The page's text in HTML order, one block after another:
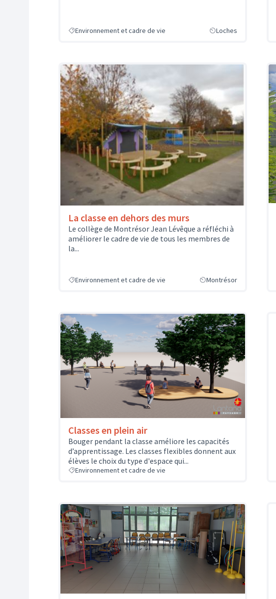
Environnement et cadre de vie Loches
La classe en dehors des murs
Le collège de Montrésor Jean Lévêque a réfléchi à
améliorer le cadre de vie de tous les membres de
la...
Environnement et cadre de vie Montrésor
Classes en plein air
Bouger pendant la classe améliore les capacités
d’apprentissage. Les classes flexibles donnent aux
élèves le choix du type d'espace qui...
Environnement et cadre de vie